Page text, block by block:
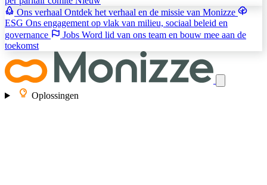
Ons verhaal Ontdek het verhaal en de missie van Monizze
ESG Ons engagement op vlak van milieu, sociaal beleid en
governance
Jobs Word lid van ons team en bouw mee aan de
toekomst
Oplossingen